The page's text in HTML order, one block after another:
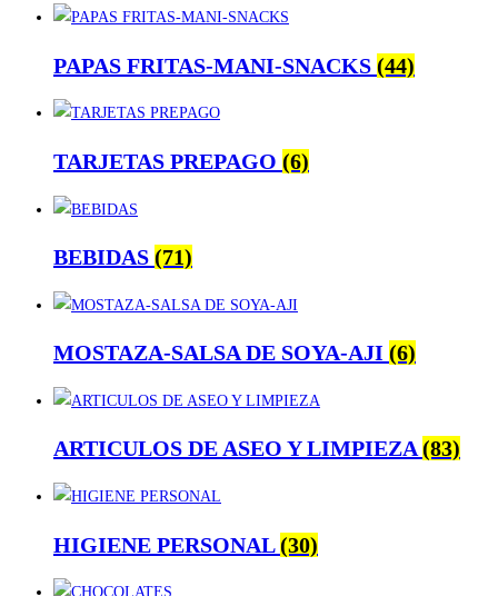
PAPAS FRITAS-MANI-SNACKS (44)
TARJETAS PREPAGO (6)
BEBIDAS (71)
MOSTAZA-SALSA DE SOYA-AJI (6)
ARTICULOS DE ASEO Y LIMPIEZA(83)
HIGIENE PERSONAL(30)